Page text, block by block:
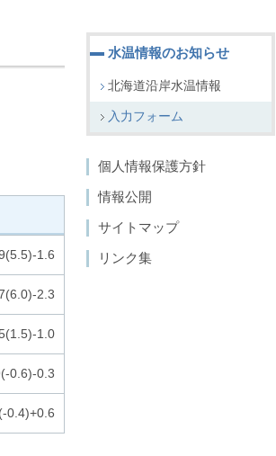
1.6
2.3
1.0
0.6)-0.3
0.4)+0.6
水温情報のお知らせ
北海道沿岸水温情報
入力フォーム
個人情報保護方針
情報公開
サイトマップ
リンク集